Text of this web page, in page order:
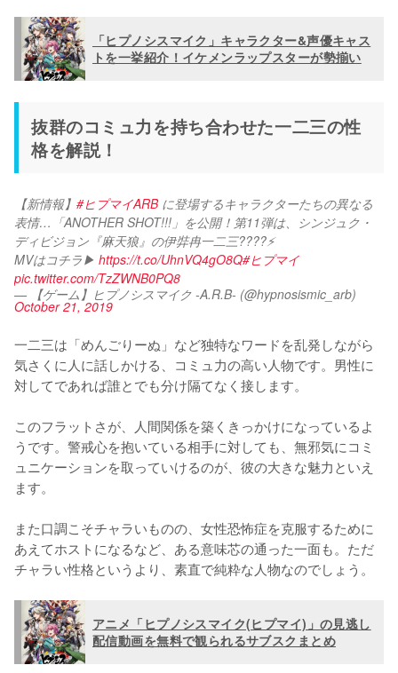
「ヒプノシスマイク」キャラクター&声優キャス
トを一挙紹介！イケメンラップスターが勢揃い
抜群のコミュ力を持ち合わせた一二三の性
格を解説！
【新情報】 #ヒプマイARB に登場するキャラクターたちの異なる
表情…「ANOTHER SHOT!!!」を公開！第11弾は、シンジュク・
ディビジョン『麻天狼』の伊弉冉一二三????⚡
MVはコチラ▶ https://t.co/UhnVQ4gO8Q#ヒプマイ
pic.twitter.com/TzZWNB0PQ8
— 【ゲーム】ヒプノシスマイク -A.R.B- (@hypnosismic_arb)
October 21, 2019
一二三は「めんごりーぬ」など独特なワードを乱発しながら
気さくに人に話しかける、コミュ力の高い人物です。男性に
対してであれば誰とでも分け隔てなく接します。
このフラットさが、人間関係を築くきっかけになっているよ
うです。警戒心を抱いている相手に対しても、無邪気にコミ
ュニケーションを取っていけるのが、彼の大きな魅力といえ
ます。
また口調こそチャラいものの、女性恐怖症を克服するために
あえてホストになるなど、ある意味芯の通った一面も。ただ
チャラい性格というより、素直で純粋な人物なのでしょう。
アニメ「ヒプノシスマイク(ヒプマイ)」の見逃し
配信動画を無料で観られるサブスクまとめ